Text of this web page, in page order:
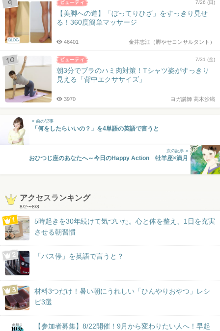
BLOG
7/26 (日)
【美脚への道】「ぼってりひざ」をすっきり見せ
る！360度簡単マッサージ
金井志江（脚やせコンサルタント）
46401
7/31 (金)
朝3分でブラのハミ肉対策！Tシャツ姿がすっきり
見える「背中エクササイズ」
ヨガ講師 高木沙織
3970
« 前の記事
「何をしたらいいの？」を4単語の英語で言うと
次の記事 »
おひつじ座のあなたへ～今日のHappy Action 牡羊座×満月
アクセスランキング
8/2〜8/8
5時起きを30年続けて気づいた。心と体を整え、1日を充実
させる朝習慣
「バス停」を英語で言うと？
材料3つだけ！暑い朝にうれしい「ひんやりおやつ」レシ
ピ3選
【参加者募集】8/22開催！9月から変わりたい人へ！早起